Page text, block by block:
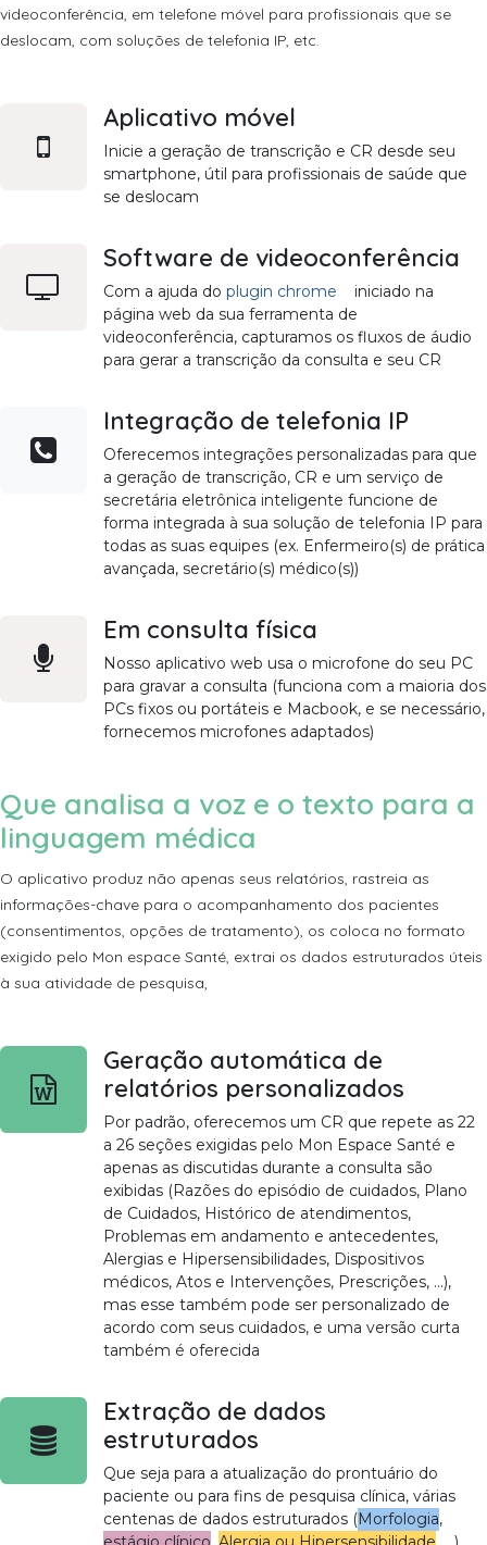
videoconferência, em telefone móvel para profissionais que se
deslocam, com soluções de telefonia IP, etc.
Aplicativo móvel
Inicie a geração de transcrição e CR desde seu
smartphone, útil para profissionais de saúde que
se deslocam
Software de videoconferência
Com a ajuda do plugin chrome iniciado na
página web da sua ferramenta de
videoconferência, capturamos os fluxos de áudio
para gerar a transcrição da consulta e seu CR
Integração de telefonia IP
Oferecemos integrações personalizadas para que
a geração de transcrição, CR e um serviço de
secretária eletrônica inteligente funcione de
forma integrada à sua solução de telefonia IP para
todas as suas equipes (ex. Enfermeiro(s) de prática
avançada, secretário(s) médico(s))
Em consulta física
Nosso aplicativo web usa o microfone do seu PC
para gravar a consulta (funciona com a maioria dos
PCs fixos ou portáteis e Macbook, e se necessário,
fornecemos microfones adaptados)
Que analisa a voz e o texto para a
linguagem médica
O aplicativo produz não apenas seus relatórios, rastreia as
informações-chave para o acompanhamento dos pacientes
(consentimentos, opções de tratamento), os coloca no formato
exigido pelo Mon espace Santé, extrai os dados estruturados úteis
à sua atividade de pesquisa,
Geração automática de
relatórios personalizados
Por padrão, oferecemos um CR que repete as 22
a 26 seções exigidas pelo Mon Espace Santé e
apenas as discutidas durante a consulta são
exibidas (Razões do episódio de cuidados, Plano
de Cuidados, Histórico de atendimentos,
Problemas em andamento e antecedentes,
Alergias e Hipersensibilidades, Dispositivos
médicos, Atos e Intervenções, Prescrições, ...),
mas esse também pode ser personalizado de
acordo com seus cuidados, e uma versão curta
também é oferecida
Extração de dados
estruturados
Que seja para a atualização do prontuário do
paciente ou para fins de pesquisa clínica, várias
centenas de dados estruturados (Morfologia,